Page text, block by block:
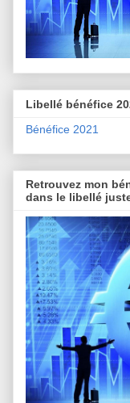
Libellé bénéfice
Bénéfice 2021
Retrouvez mon
dans le libellé